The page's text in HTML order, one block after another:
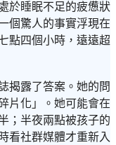
於睡眠不足的疲憊狀
個驚人的事實浮現在
點四個小時，遠遠超
揭露了答案。她的問
片化」。她可能會在
；半夜兩點被孩子的
看社群媒體才重新入